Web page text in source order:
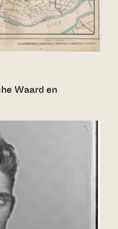
Waard en